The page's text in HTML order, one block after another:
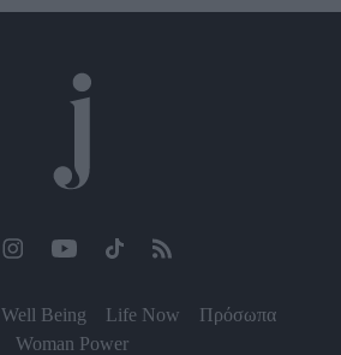
Well Being Life Now
Πρόσωπα
Woman Power